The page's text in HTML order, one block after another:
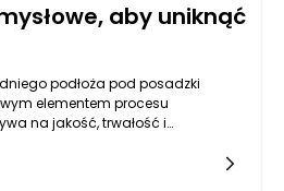
aby uniknąć
podłoża pod posadzki
elementem procesu
na jakość, trwałość i